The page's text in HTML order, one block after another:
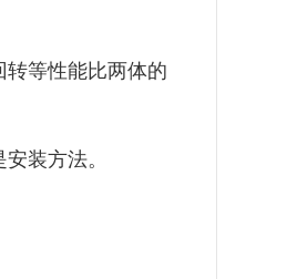
等性能比两体的
装方法。